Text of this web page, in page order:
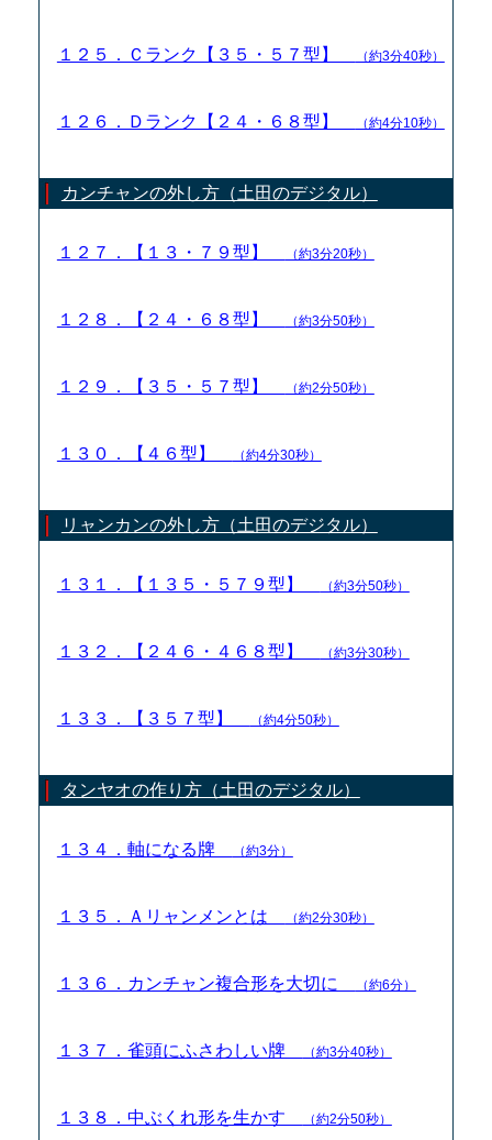
１２５．Ｃランク【３５・５７型】 （約3分40秒）
１２６．Ｄランク【２４・６８型】 （約4分10秒）
カンチャンの外し方（土田のデジタル）
１２７．【１３・７９型】 （約3分20秒）
１２８．【２４・６８型】 （約3分50秒）
１２９．【３５・５７型】 （約2分50秒）
１３０．【４６型】 （約4分30秒）
リャンカンの外し方（土田のデジタル）
１３１．【１３５・５７９型】 （約3分50秒）
１３２．【２４６・４６８型】 （約3分30秒）
１３３．【３５７型】 （約4分50秒）
タンヤオの作り方（土田のデジタル）
１３４．軸になる牌 （約3分）
１３５．Ａリャンメンとは （約2分30秒）
１３６．カンチャン複合形を大切に （約6分）
１３７．雀頭にふさわしい牌 （約3分40秒）
１３８．中ぶくれ形を生かす （約2分50秒）